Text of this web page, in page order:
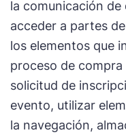
la comunicación
acceder a partes
los elementos que
proceso de
solicitud de
evento, utilizar
la navegación,